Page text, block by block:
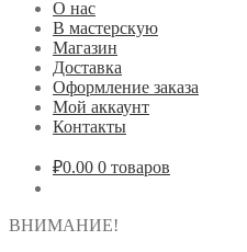
О нас
В мастерскую
Магазин
Доставка
Оформление заказа
Мой аккаунт
Контакты
₽0.00 0 товаров
ВНИМАНИЕ!